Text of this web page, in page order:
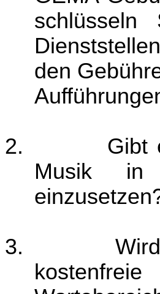
den
2.
Gibt
Musik in
3.